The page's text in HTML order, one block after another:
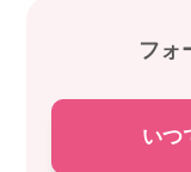
フォ
いつ